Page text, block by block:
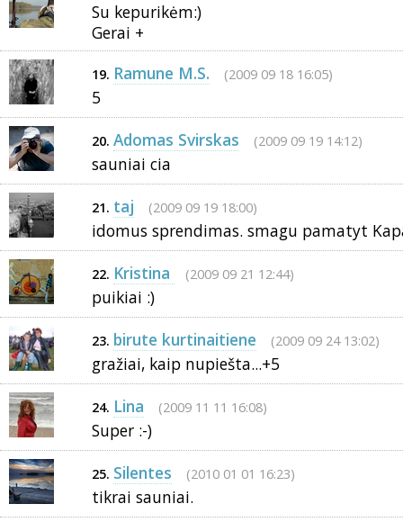
Su kepurikėm:)
Gerai +
19. Ramune M.S. (2009 09 18 16:05)
5
20. Adomas Svirskas (2009 09 19 14:12)
sauniai cia
21. taj (2009 09 19 18:00)
idomus sprendimas. smagu pamatyt
22. Kristina (2009 09 21 12:44)
puikiai :)
23. birute kurtinaitiene (2009 09 24 13:02)
gražiai, kaip nupiešta...+5
24. Lina (2009 11 11 16:08)
Super :-)
25. Silentes (2010 01 01 16:23)
tikrai sauniai.